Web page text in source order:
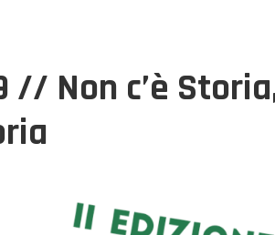
// Non c’è